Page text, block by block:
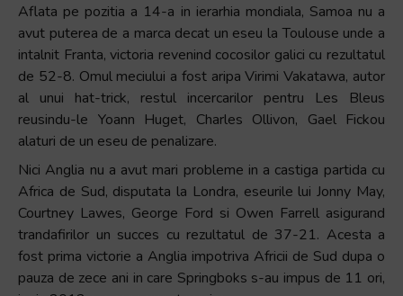
Aflata pe pozitia a 14-a in ierarhia mondiala, Samoa nu a
avut puterea de a marca decat un eseu la Toulouse unde a
intalnit Franta, victoria revenind cocosilor galici cu rezultatul
de 52-8. Omul meciului a fost aripa Virimi Vakatawa, autor
al unui hat-trick, restul incercarilor pentru Les Bleus
reusindu-le Yoann Huget, Charles Ollivon, Gael Fickou
alaturi de un eseu de penalizare.
Nici Anglia nu a avut mari probleme in a castiga partida cu
Africa de Sud, disputata la Londra, eseurile lui Jonny May,
Courtney Lawes, George Ford si Owen Farrell asigurand
trandafirilor un succes cu rezultatul de 37-21. Acesta a
fost prima victorie a Anglia impotriva Africii de Sud dupa o
pauza de zece ani in care Springboks s-au impus de 11 ori,